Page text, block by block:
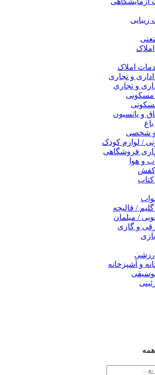
زیبایی
املاک
و تجاری
و تجاری
و پانسیون
و شخصی
/ لوازم کودک
فروشگاهی
و هوا
کفش
/ قالیچه
/ مبلمان
و گازی
و آشپزخانه
همه